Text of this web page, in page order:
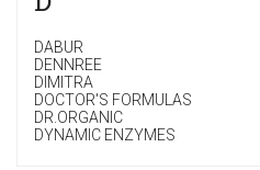
DABUR
DENNREE
DIMITRA
DOCTOR'S FORMULAS
DR.ORGANIC
DYNAMIC ENZYMES